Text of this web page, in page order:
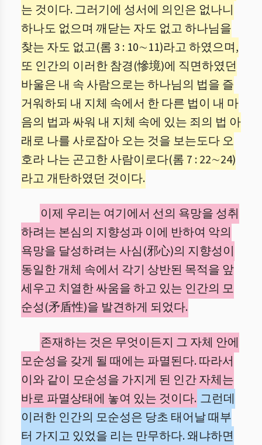
는 것이다. 그러기에 성서에 의인은 없나니
하나도 없으며 깨닫는 자도 없고 하나님을
찾는 자도 없고(롬 3 : 10∼11)라고 하였으며,
또 인간의 이러한 참경(慘境)에 직면하였던
바울은 내 속 사람으로는 하나님의 법을 즐
거워하되 내 지체 속에서 한 다른 법이 내 마
음의 법과 싸워 내 지체 속에 있는 죄의 법 아
래로 나를 사로잡아 오는 것을 보는도다 오
호라 나는 곤고한 사람이로다(롬 7 : 22∼24)
라고 개탄하였던 것이다.
이제 우리는 여기에서 선의 욕망을 성취
하려는 본심의 지향성과 이에 반하여 악의
욕망을 달성하려는 사심(邪心)의 지향성이
동일한 개체 속에서 각기 상반된 목적을 앞
세우고 치열한 싸움을 하고 있는 인간의 모
순성(矛盾性)을 발견하게 되었다.
존재하는 것은 무엇이든지 그 자체 안에
모순성을 갖게 될 때에는 파멸된다. 따라서
이와 같이 모순성을 가지게 된 인간 자체는
바로 파멸상태에 놓여 있는 것이다. 그런데
이러한 인간의 모순성은 당초 태어날 때부
터 가지고 있었을 리는 만무하다. 왜냐하면